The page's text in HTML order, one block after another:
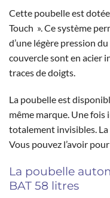
Cette poubelle est
Touch ». Ce système
d’une légère pression
couvercle sont en acier
traces de doigts.
La poubelle est
même marque. Une fois
totalement invisibles.
Vous pouvez l’avoir
La poubelle
BAT 58 litres